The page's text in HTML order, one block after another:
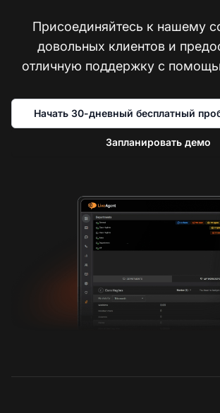
Присоединяйтесь к нашему
довольных клиентов и
отличную поддержку с
Начать 30-дневный бесплатный
Запланировать демо